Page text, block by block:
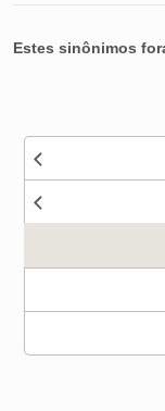
Estes sinônimos
Nenhum dos